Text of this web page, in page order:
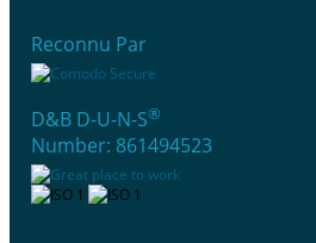
Reconnu Par
D&B D-U-N-S®
Number: 861494523